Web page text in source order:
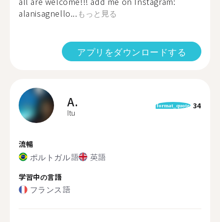
alanisagnello... もっと見る
アプリをダウンロードする
A.
Itu
format_quote 34
流暢
ポルトガル語 英語
学習中の言語
フランス語